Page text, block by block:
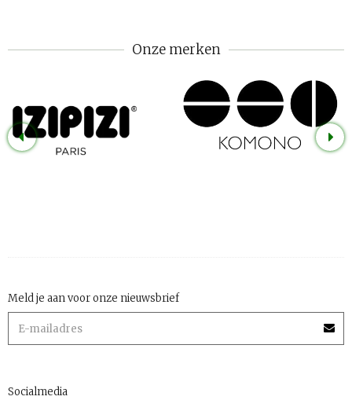
Onze merken
Meld je aan voor onze nieuwsbrief
Socialmedia